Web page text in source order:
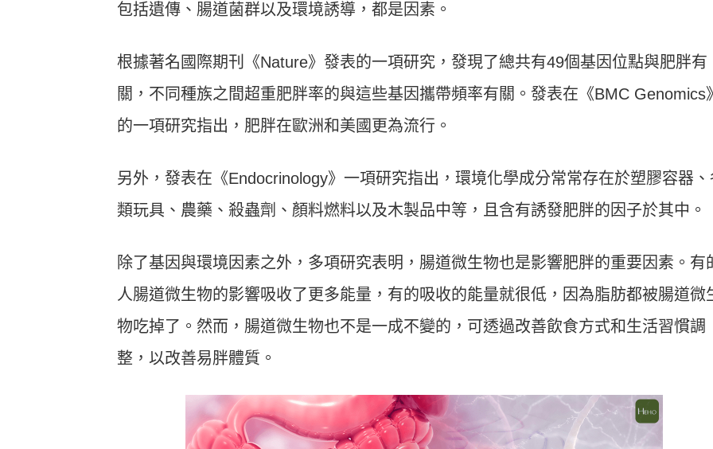
包括遺傳、腸道菌群以及環境誘導，都是因素。
根據著名國際期刊《Nature》發表的一項研究，發現了總共有49個基因位點與肥胖有
關，不同種族之間超重肥胖率的與這些基因攜帶頻率有關。發表在《BMC Genomics
的一項研究指出，肥胖在歐洲和美國更為流行。
另外，發表在《Endocrinology》一項研究指出，環境化學成分常常存在於塑膠容器、
類玩具、農藥、殺蟲劑、顏料燃料以及木製品中等，且含有誘發肥胖的因子於其中。
除了基因與環境因素之外，多項研究表明，腸道微生物也是影響肥胖的重要因素。有
人腸道微生物的影響吸收了更多能量，有的吸收的能量就很低，因為脂肪都被腸道微
物吃掉了。然而，腸道微生物也不是一成不變的，可透過改善飲食方式和生活習慣調
整，以改善易胖體質。